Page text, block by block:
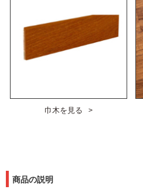
巾木を見る
商品の説明